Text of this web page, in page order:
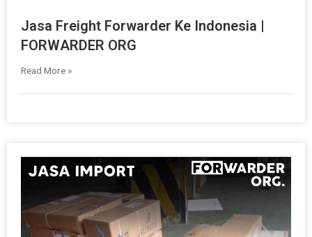
Jasa Freight Forwarder Ke Indonesia |
FORWARDER ORG
Read More »